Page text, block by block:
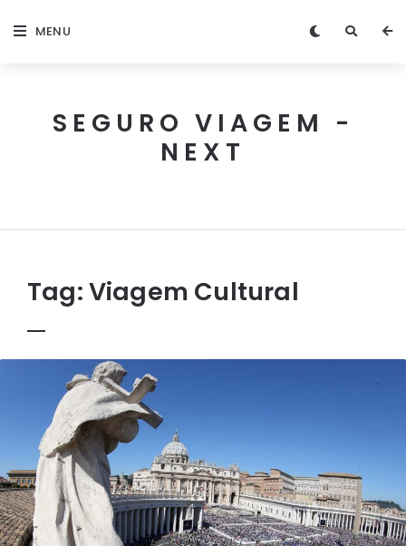
MENU
SEGURO VIAGEM -
NEXT
Tag:Viagem Cultural